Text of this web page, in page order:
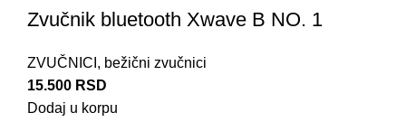
Zvučnik bluetooth Xwave B NO. 1
ZVUČNICI , bežični zvučnici
15.500 RSD
Dodaj u korpu